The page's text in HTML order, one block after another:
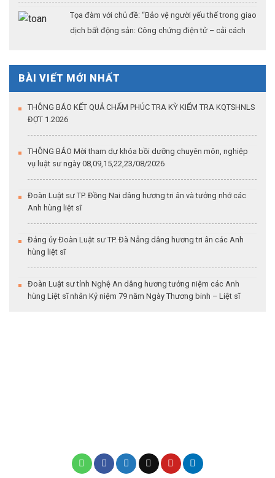
Tọa đàm với chủ đề: “Bảo vệ người yếu thế trong giao
dịch bất động sản: Công chứng điện tử – cải cách
BÀI VIẾT MỚI NHẤT
THÔNG BÁO KẾT QUẢ CHẤM PHÚC TRA KỲ KIỂM TRA KQTSHNLS
ĐỢT 1.2026
THÔNG BÁO Mời tham dự khóa bồi dưỡng chuyên môn, nghiệp
vụ luật sư ngày 08,09,15,22,23/08/2026
Đoàn Luật sư TP. Đồng Nai dâng hương tri ân và tưởng nhớ các
Anh hùng liệt sĩ
Đảng ủy Đoàn Luật sư TP. Đà Nẵng dâng hương tri ân các Anh
hùng liệt sĩ
Đoàn Luật sư tỉnh Nghệ An dâng hương tưởng niệm các Anh
hùng Liệt sĩ nhân Kỷ niệm 79 năm Ngày Thương binh – Liệt sĩ